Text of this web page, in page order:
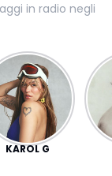
in radio negli
KAROL G